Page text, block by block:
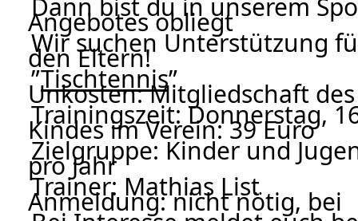
Dann bist du in unserem
Wir suchen Unterstützung
”Tischtennis”
Trainingszeit: Donnerstag,
Zielgruppe: Kinder und
Trainer: Mathias List
Angebotes obliegt
den Eltern!
Unkosten: Mitgliedschaft des
Kindes im Verein: 39 Euro
pro Jahr
Anmeldung: nicht nötig, bei